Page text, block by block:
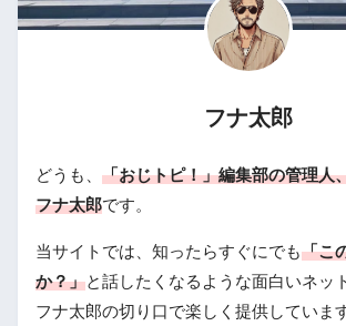
フナ太郎
どうも、 「おじトピ！」編集部の管理人
フナ太郎です。
当サイトでは、知ったらすぐにでも「こ
か？」と話したくなるような面白いネッ
フナ太郎の切り口で楽しく提供していま